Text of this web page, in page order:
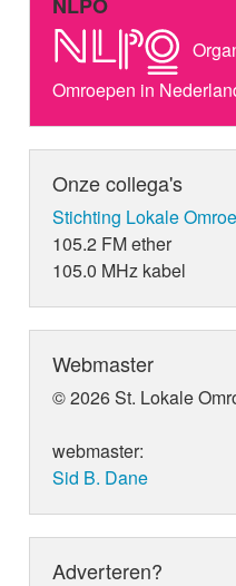
Omroepen in
Onze collega's
Stichting Lokale
105.2 FM ether
105.0 MHz kabel
Webmaster
© 2026 St. Lokale
webmaster:
Sid B. Dane
Adverteren?